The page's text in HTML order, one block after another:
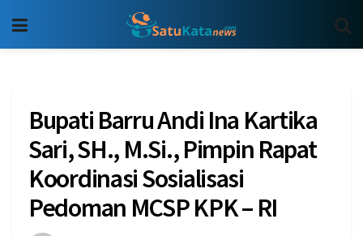
Bupati Barru Andi Ina Kartika
Sari, SH., M.Si., Pimpin Rapat
Koordinasi Sosialisasi
Pedoman MCSP KPK – RI